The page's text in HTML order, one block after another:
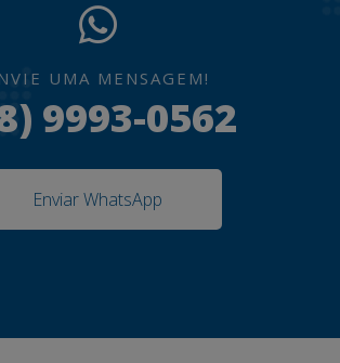
UMA MENSAGEM!
9993-0562
Enviar WhatsApp